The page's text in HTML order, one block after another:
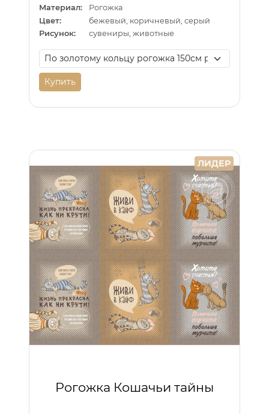
Материал:
Рогожка
Цвет:
бежевый, коричневый, серый
Рисунок:
сувениры, животные
Купить
ЛИДЕР
Рогожка Кошачьи тайны